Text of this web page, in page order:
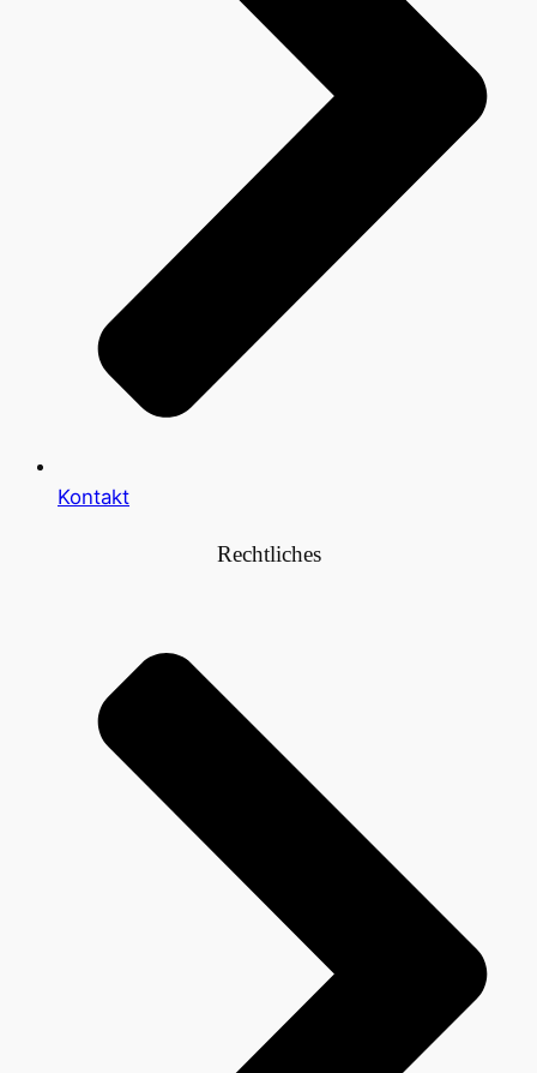
Kontakt
Rechtliches